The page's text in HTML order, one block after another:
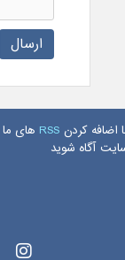
ارسال
اضافه کردن RSS های
آگاه شوید